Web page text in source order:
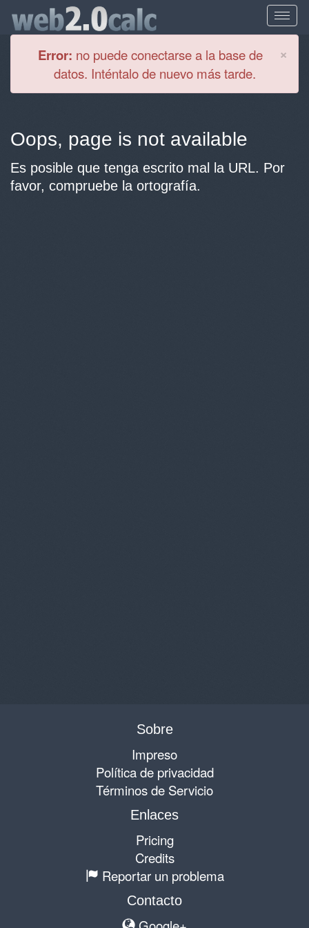
×
Error: no puede conectarse a la base de
datos. Inténtalo de nuevo más tarde.
Oops, page is not available
Es posible que tenga escrito mal la URL. Por
favor, compruebe la ortografía.
Sobre
Impreso
Política de privacidad
Términos de Servicio
Enlaces
Pricing
Credits
Reportar un problema
Contacto